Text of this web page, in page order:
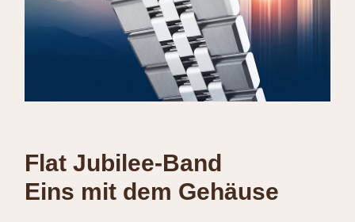
Flat Jubilee-Band
Eins mit dem Gehäuse